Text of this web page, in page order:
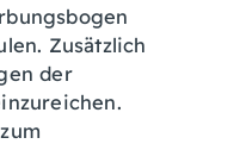
Zusätzlich
der